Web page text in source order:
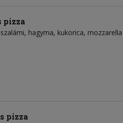
pizza
szalámi hagyma kukorica mozzarella
pizza